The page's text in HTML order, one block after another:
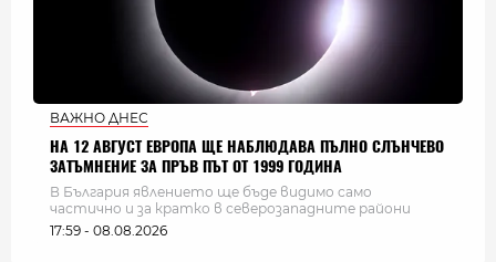
ВАЖНО ДНЕС
НА 12 АВГУСТ ЕВРОПА ЩЕ НАБЛЮДАВА ПЪЛНО СЛЪНЧЕВО
ЗАТЪМНЕНИЕ ЗА ПРЪВ ПЪТ ОТ 1999 ГОДИНА
В България явлението ще бъде видимо само
частично и за кратко в северозападните райони
17:59 - 08.08.2026